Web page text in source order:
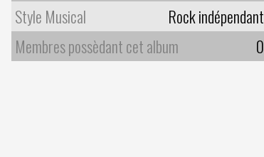
Style Musical
Rock indépendant
Membres possèdant cet album
0